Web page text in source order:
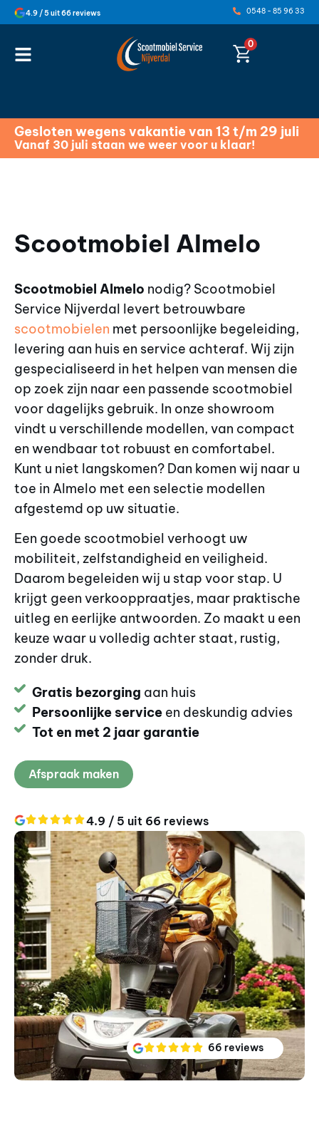
4.9 / 5 uit 66 reviews 0548 - 85 96 33
0
Gesloten wegens vakantie van 13 t/m 29 juli
Vanaf 30 juli staan we weer voor u klaar!
Scootmobiel Almelo
Scootmobiel Almelo nodig? Scootmobiel
Service Nijverdal levert betrouwbare
scootmobielen met persoonlijke begeleiding,
levering aan huis en service achteraf. Wij zijn
gespecialiseerd in het helpen van mensen die
op zoek zijn naar een passende scootmobiel
voor dagelijks gebruik. In onze showroom
vindt u verschillende modellen, van compact
en wendbaar tot robuust en comfortabel.
Kunt u niet langskomen? Dan komen wij naar u
toe in Almelo met een selectie modellen
afgestemd op uw situatie.
Een goede scootmobiel verhoogt uw
mobiliteit, zelfstandigheid en veiligheid.
Daarom begeleiden wij u stap voor stap. U
krijgt geen verkooppraatjes, maar praktische
uitleg en eerlijke antwoorden. Zo maakt u een
keuze waar u volledig achter staat, rustig,
zonder druk.
Gratis bezorging aan huis
Persoonlijke service en deskundig advies
Tot en met 2 jaar garantie
Afspraak maken
4.9 / 5 uit 66 reviews
66 reviews